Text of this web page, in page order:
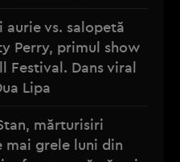
aurie vs. salopetă
Perry, primul show
Festival. Dans viral
Lipa
mărturisiri
mai grele luni din